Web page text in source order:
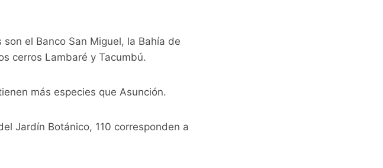
el Banco San Miguel, la Bahía de
cerros Lambaré y Tacumbú.
más especies que Asunción.
Jardín Botánico, 110 corresponden a